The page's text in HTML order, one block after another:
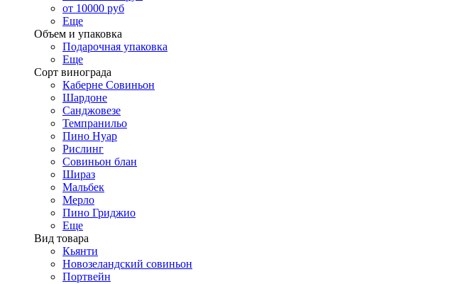
от 10000 руб
Еще
Объем и упаковка
Подарочная упаковка
Еще
Сорт винограда
Каберне Совиньон
Шардоне
Санджовезе
Темпранильо
Пино Нуар
Рислинг
Совиньон блан
Шираз
Мальбек
Мерло
Пино Гриджио
Еще
Вид товара
Кьянти
Новозеландский совиньон
Портвейн